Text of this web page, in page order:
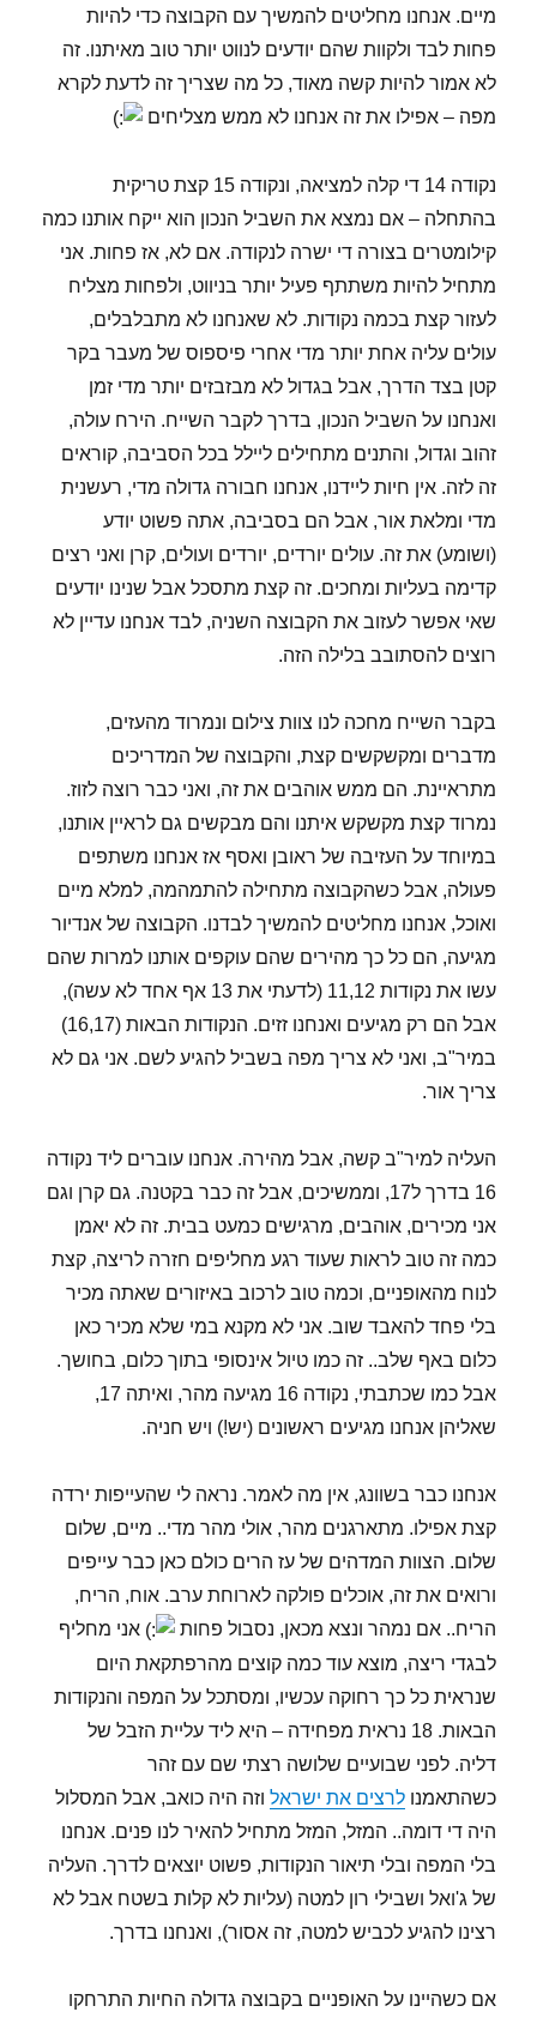
מיים. אנחנו מחליטים להמשיך עם הקבוצה כדי להיות
פחות לבד ולקוות שהם יודעים לנווט יותר טוב מאיתנו. זה
לא אמור להיות קשה מאוד, כל מה שצריך זה לדעת לקרא
מפה – אפילו את זה אנחנו לא ממש מצליחים
נקודה 14 די קלה למציאה, ונקודה 15 קצת טריקית
בהתחלה – אם נמצא את השביל הנכון הוא ייקח אותנו כמה
קילומטרים בצורה די ישרה לנקודה. אם לא, אז פחות. אני
מתחיל להיות משתתף פעיל יותר בניווט, ולפחות מצליח
לעזור קצת בכמה נקודות. לא שאנחנו לא מתבלבלים,
עולים עליה אחת יותר מדי אחרי פיספוס של מעבר בקר
קטן בצד הדרך, אבל בגדול לא מבזבזים יותר מדי זמן
ואנחנו על השביל הנכון, בדרך לקבר השייח. הירח עולה,
זהוב וגדול, והתנים מתחילים ליילל בכל הסביבה, קוראים
זה לזה. אין חיות ליידנו, אנחנו חבורה גדולה מדי, רעשנית
מדי ומלאת אור, אבל הם בסביבה, אתה פשוט יודע
(ושומע) את זה. עולים יורדים, יורדים ועולים, קרן ואני רצים
קדימה בעליות ומחכים. זה קצת מתסכל אבל שנינו יודעים
שאי אפשר לעזוב את הקבוצה השניה, לבד אנחנו עדיין לא
רוצים להסתובב בלילה הזה.
בקבר השייח מחכה לנו צוות צילום ונמרוד מהעזים,
מדברים ומקשקשים קצת, והקבוצה של המדריכים
מתראיינת. הם ממש אוהבים את זה, ואני כבר רוצה לזוז.
נמרוד קצת מקשקש איתנו והם מבקשים גם לראיין אותנו,
במיוחד על העזיבה של ראובן ואסף אז אנחנו משתפים
פעולה, אבל כשהקבוצה מתחילה להתמהמה, למלא מיים
ואוכל, אנחנו מחליטים להמשיך לבדנו. הקבוצה של אנדיור
מגיעה, הם כל כך מהירים שהם עוקפים אותנו למרות שהם
עשו את נקודות 11,12 (לדעתי את 13 אף אחד לא עשה),
אבל הם רק מגיעים ואנחנו זזים. הנקודות הבאות (16,17)
במיר"ב, ואני לא צריך מפה בשביל להגיע לשם. אני גם לא
צריך אור.
העליה למיר"ב קשה, אבל מהירה. אנחנו עוברים ליד נקודה
16 בדרך ל17, וממשיכים, אבל זה כבר בקטנה. גם קרן וגם
אני מכירים, אוהבים, מרגישים כמעט בבית. זה לא יאמן
כמה זה טוב לראות שעוד רגע מחליפים חזרה לריצה, קצת
לנוח מהאופניים, וכמה טוב לרכוב באיזורים שאתה מכיר
בלי פחד להאבד שוב. אני לא מקנא במי שלא מכיר כאן
כלום באף שלב.. זה כמו טיול אינסופי בתוך כלום, בחושך.
אבל כמו שכתבתי, נקודה 16 מגיעה מהר, ואיתה 17,
שאליהן אנחנו מגיעים ראשונים (יש!) ויש חניה.
אנחנו כבר בשוונג, אין מה לאמר. נראה לי שהעייפות ירדה
קצת אפילו. מתארגנים מהר, אולי מהר מדי.. מיים, שלום
שלום. הצוות המדהים של עז הרים כולם כאן כבר עייפים
ורואים את זה, אוכלים פולקה לארוחת ערב. אוח, הריח,
הריח.. אם נמהר ונצא מכאן, נסבול פחות
אני מחליף
לבגדי ריצה, מוצא עוד כמה קוצים מהרפתקאת היום
שנראית כל כך רחוקה עכשיו, ומסתכל על המפה והנקודות
הבאות. 18 נראית מפחידה – היא ליד עליית הזבל של
דליה. לפני שבועיים שלושה רצתי שם עם זהר
כשהתאמנולרצים את ישראל וזה היה כואב, אבל המסלול
היה די דומה.. המזל, המזל מתחיל להאיר לנו פנים. אנחנו
בלי המפה ובלי תיאור הנקודות, פשוט יוצאים לדרך. העליה
של ג'ואל ושבילי רון למטה (עליות לא קלות בשטח אבל לא
רצינו להגיע לכביש למטה, זה אסור), ואנחנו בדרך.
אם כשהיינו על האופניים בקבוצה גדולה החיות התרחקו